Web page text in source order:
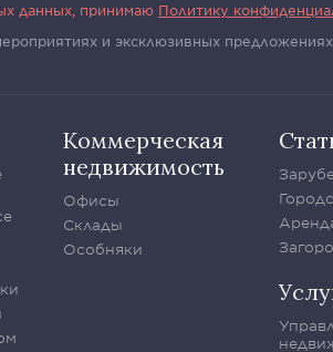
данных, принимаю Политику
и эксклюзивных
Коммерческая
недвижимость
Офисы
Склады
Особняки